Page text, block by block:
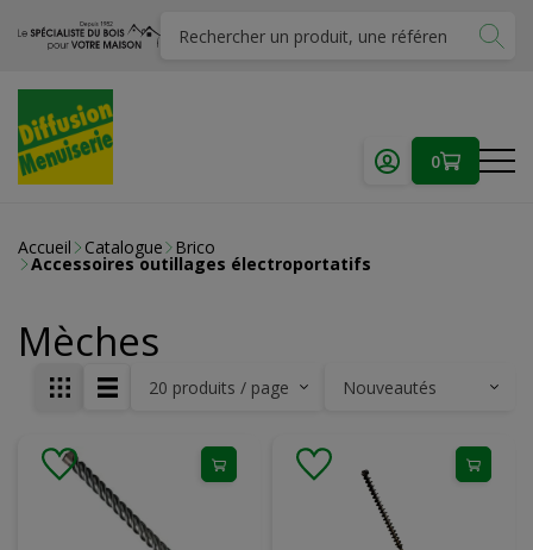
0
Accueil Catalogue Brico
Accessoires outillages électroportatifs
Mèches